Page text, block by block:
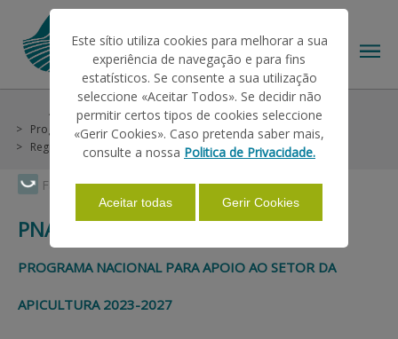
Faça Swipe para ver o menu
O IFAP
AJUDAS/APOIOS
INFORMAÇÕES
ESTATÍSTICAS
Ajudas/Apoios
Intervenção em Mercados
Programa Apícola
PNASA 2023-2027
Regras e Informações Básicas
PNASA 2023-2027
PROGRAMA NACIONAL PARA APOIO AO SETOR DA
APICULTURA 2023-2027
Este sítio utiliza cookies para melhorar a sua
experiência de navegação e para fins
estatísticos. Se consente a sua utilização
seleccione «Aceitar Todos». Se decidir não
permitir certos tipos de cookies seleccione
«Gerir Cookies». Caso pretenda saber mais,
consulte a nossa Politica de Privacidade.
Aceitar todas Gerir Cookies